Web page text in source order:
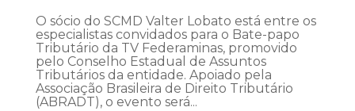
O sócio do SCMD Valter Lobato está entre os
especialistas convidados para o Bate-papo
Tributário da TV Federaminas, promovido
pelo Conselho Estadual de Assuntos
Tributários da entidade. Apoiado pela
Associação Brasileira de Direito Tributário
(ABRADT), o evento será...